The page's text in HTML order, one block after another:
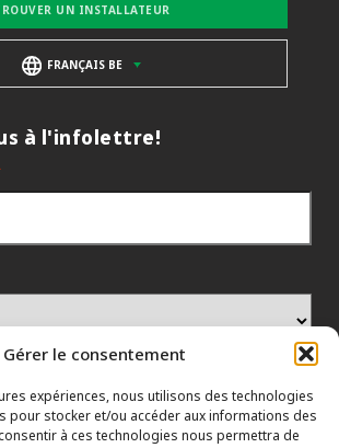
Gérer le consentement
expériences, nous utilisons des technologies
pour stocker et/ou accéder aux informations des
à ces technologies nous permettra de
UN INSTALLATEUR
FRANÇAIS BE
à l'infolettre!